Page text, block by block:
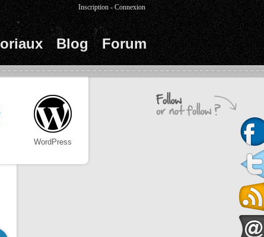
Blog Forum
Inscription -Connexion
WordPress